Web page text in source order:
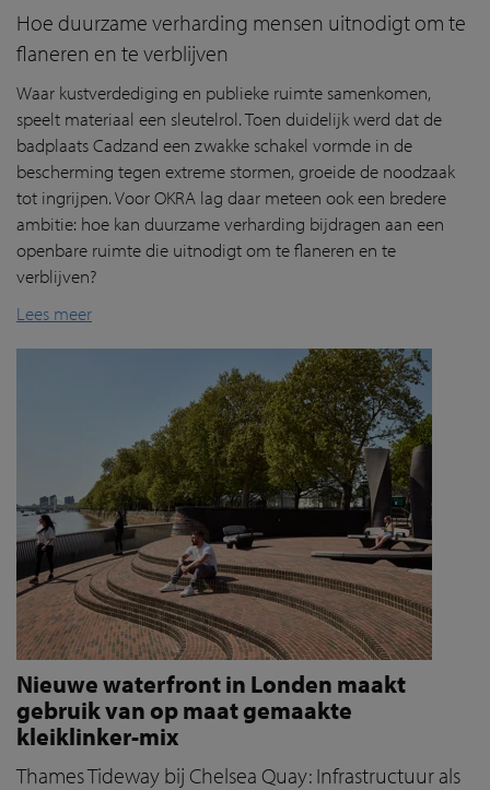
Hoe duurzame verharding mensen uitnodigt om te
flaneren en te verblijven
Waar kustverdediging en publieke ruimte samenkomen,
speelt materiaal een sleutelrol. Toen duidelijk werd dat de
badplaats Cadzand een zwakke schakel vormde in de
bescherming tegen extreme stormen, groeide de noodzaak
tot ingrijpen. Voor OKRA lag daar meteen ook een bredere
ambitie: hoe kan duurzame verharding bijdragen aan een
openbare ruimte die uitnodigt om te flaneren en te
verblijven?
Lees meer
Nieuwe waterfront in Londen maakt
gebruik van op maat gemaakte
kleiklinker-mix
Thames Tideway bij Chelsea Quay: Infrastructuur als